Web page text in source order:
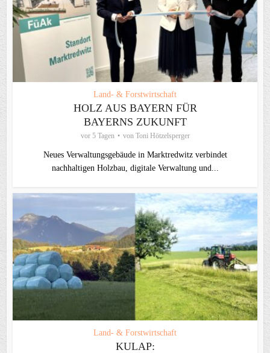
Land- & Forstwirtschaft
HOLZ AUS BAYERN FÜR
BAYERNS ZUKUNFT
vor 5 Tagen von Toni Hötzelsperger
Neues Verwaltungsgebäude in Marktredwitz verbindet
nachhaltigen Holzbau, digitale Verwaltung und...
Land- & Forstwirtschaft
KULAP: